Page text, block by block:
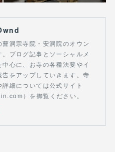
洞宗寺院・安洞院のオウン
。ブログ記事とソーシャルメ
心に、お寺の各種法要やイ
をアップしていきます。寺
細については公式サイト
）を御覧ください。